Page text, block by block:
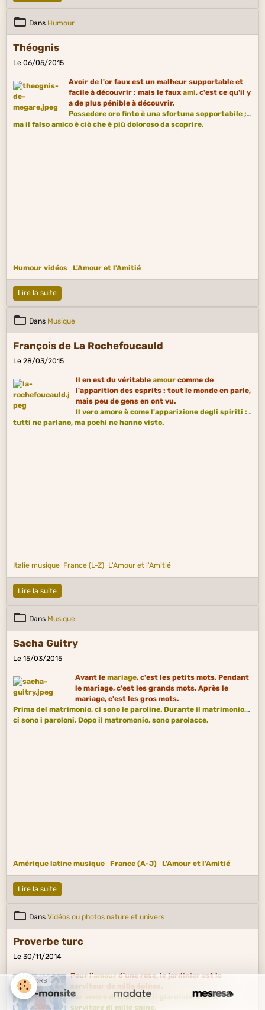
Dans Humour
Théognis
Le 06/05/2015
Avoir de l'or faux est un malheur supportable et
facile à découvrir ; mais le faux ami, c'est ce qu'il y
a de plus pénible à découvrir.
Possedere oro finto è una sfortuna sopportabile ;
ma il falso amico è ciò che è più doloroso da scoprire.
Humour vidéos L'Amour et l'Amitié
Lire la suite
Dans Musique
François de La Rochefoucauld
Le 28/03/2015
Il en est du véritable amourcomme de
l'apparition des esprits : tout le monde en parle,
mais peu de gens en ont vu.
Il vero amore è come l'apparizione degli spiriti :
tutti ne parlano, ma pochi ne hanno visto.
Italie musique France (L-Z) L'Amour et l'Amitié
Lire la suite
Dans Musique
Sacha Guitry
Le 15/03/2015
Avant le mariage, c'est les petits mots. Pendant
le mariage, c'est les grands mots. Après le
mariage, c'est les gros mots.
Prima del matrimonio, ci sono le paroline. Durante il matrimonio,
ci sono i paroloni. Dopo il matromonio, sono parolacce.
Amérique latine musique France (A-J) L'Amour et l'Amitié
Lire la suite
Dans Vidéos ou photos nature et univers
Proverbe turc
Le 30/11/2014
Pour l'amourd'une rose, le jardinier est le
Per amore di una rosa, il giardiniere sarà
servitore di mille spine.
SPONSORS